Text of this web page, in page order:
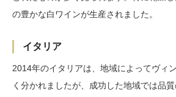
の豊かな白ワインが生産されました。
イタリア
2014年のイタリアは、地域によってヴィ
く分かれましたが、成功した地域では品